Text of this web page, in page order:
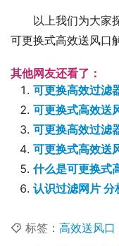
以上我们为大家
可更换式高效送风口
其他网友还看了：
可更换高效过滤
可更换式高效送
可更换高效过滤
可更换式高效送
什么是可更换式
认识过滤网片
标签： 高效送风口